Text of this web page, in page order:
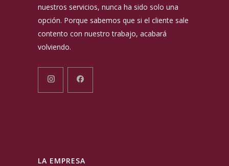
nuestros servicios, nunca ha sido solo una
opción. Porque sabemos que si el cliente sale
contento con nuestro trabajo, acabará
volviendo.
LA EMPRESA